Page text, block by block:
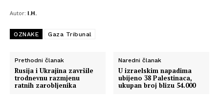
Autor: I.H.
OZNAKE Gaza Tribunal
Prethodni članak
Rusija i Ukrajina završile
trodnevnu razmjenu
ratnih zarobljenika
Naredni članak
U izraelskim napadima
ubijeno 38 Palestinaca,
ukupan broj blizu 54.000